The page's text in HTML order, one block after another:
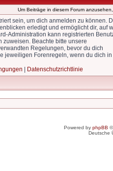
Um Beiträge in diesem Forum
sein, um dich anmelden zu können.
erledigt und ermöglicht dir, auf
Administration kann registrierten
Beachte bitte unsere
Regelungen, bevor du dich
jeweiligen Forenregeln, wenn du dich in
Datenschutzrichtlinie
Powered by phpBB
Deutsche